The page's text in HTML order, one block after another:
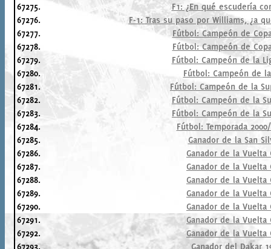
67275.
F1: ¿En qué escudería
67276.
F-1: Tras su paso por Williams, ¿a
67277.
Fútbol: Campeón de
67278.
Fútbol: Campeón de
67279.
Fútbol: Campeón de la
67280.
Fútbol: Campeón de
67281.
Fútbol: Campeón de la
67282.
Fútbol: Campeón de la
67283.
Fútbol: Campeón de la
67284.
Fútbol: Temporada
67285.
Ganador de la San
67286.
Ganador de la Vuelta
67287.
Ganador de la Vuelta
67288.
Ganador de la Vuelta
67289.
Ganador de la Vuelta
67290.
Ganador de la Vuelta
67291.
Ganador de la Vuelta
67292.
Ganador de la Vuelta
67293.
Ganador del Dakar